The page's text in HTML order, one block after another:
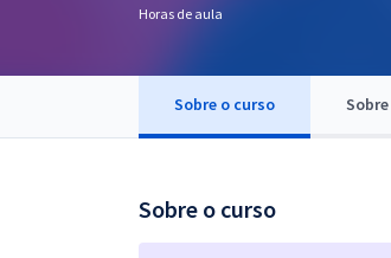
OAB
Questões grátis
Horas de aula
Sobre o curso
Sobre o curso